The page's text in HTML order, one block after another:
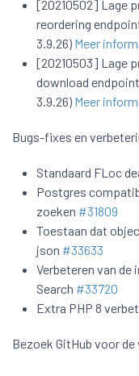
[20210502] Lage
reordering
3.9.26) Meer
[20210503] Lage
download
3.9.26) Meer
Bugs-fixes en
Standaard FLoc
Postgres
zoeken #31809
Toestaan dat
json #33633
Verbeteren van de
Search #33720
Extra PHP 8
Bezoek GitHub voor